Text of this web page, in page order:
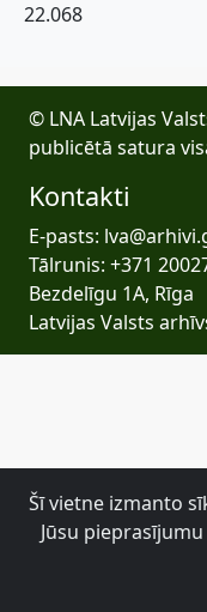
22.068
© LNA Latvijas
publicētā satura
Kontakti
E-pasts:
Tālrunis: +371
Bezdelīgu 1A, Rīga
Latvijas Valsts
Šī vietne izmanto
Jūsu